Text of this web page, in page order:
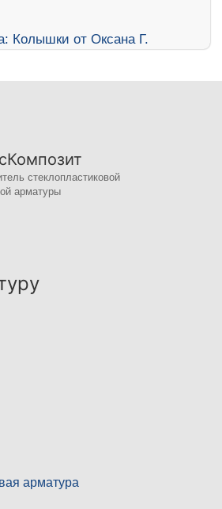
стеклопластиковой
арматуры
арматура